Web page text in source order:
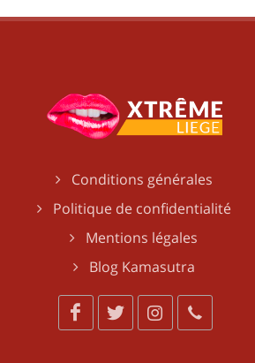
Conditions générales
Politique de confidentialité
Mentions légales
Blog Kamasutra